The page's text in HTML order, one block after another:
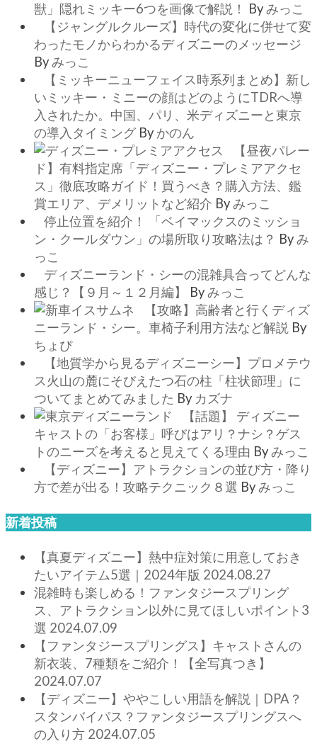
獣」隠れミッキー6つを画像で解説！
Byみっこ
【ジャングルクルーズ】時代の変化に併せて変
わったモノからわかるディズニーのメッセージ
Byみっこ
【ミッキーニューフェイス時系列まとめ】新し
いミッキー・ミニーの顔はどのようにTDRへ導
入されたか。中国、パリ、米ディズニーと東京
の導入タイミング By かのん
【昼夜パレー
ド】有料指定席「ディズニー・プレミアアクセ
ス」徹底攻略ガイド！買うべき？購入方法、鑑
賞エリア、デメリットなど紹介 Byみっこ
停止位置を紹介！ 「ベイマックスのミッショ
ン・クールダウン」の場所取り攻略法は？ Byみ
っこ
ディズニーランド・シーの混雑具合ってどんな
感じ？【９月～１２月編】
Byみっこ
【攻略】高齢者と行くディズ
ニーランド・シー。車椅子利用方法など解説 By
ちょぴ
【地質学から見るディズニーシー】プロメテウ
ス火山の麓にそびえたつ石の柱「柱状節理」に
ついてまとめてみました By カズナ
【話題】 ディズニー
キャストの「お客様」呼びはアリ？ナシ？ゲス
トのニーズを考えると見えてくる理由 Byみっこ
【ディズニー】アトラクションの並び方・降り
方で差が出る！攻略テクニック８選 Byみっこ
新着投稿
【真夏ディズニー】熱中症対策に用意しておき
たいアイテム5選｜2024年版 2024.08.27
混雑時も楽しめる！ファンタジースプリング
ス、アトラクション以外に見てほしいポイント3
選 2024.07.09
【ファンタジースプリングス】キャストさんの
新衣装、7種類をご紹介！【全写真つき】
2024.07.07
【ディズニー】ややこしい用語を解説｜DPA？
スタンバイパス？ファンタジースプリングスへ
の入り方 2024.07.05